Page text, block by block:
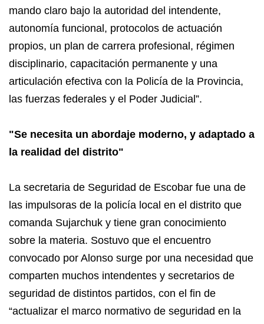
mando claro bajo la autoridad del intendente,
autonomía funcional, protocolos de actuación
propios, un plan de carrera profesional, régimen
disciplinario, capacitación permanente y una
articulación efectiva con la Policía de la Provincia,
las fuerzas federales y el Poder Judicial”.
"Se necesita un abordaje moderno, y adaptado a
la realidad del distrito"
La secretaria de Seguridad de Escobar fue una de
las impulsoras de la policía local en el distrito que
comanda Sujarchuk y tiene gran conocimiento
sobre la materia. Sostuvo que el encuentro
convocado por Alonso surge por una necesidad que
comparten muchos intendentes y secretarios de
seguridad de distintos partidos, con el fin de
“actualizar el marco normativo de seguridad en la